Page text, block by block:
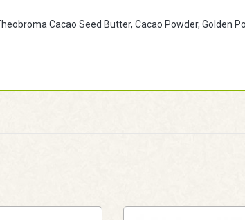
Cacao Seed Butter, Cacao Powder, Golden